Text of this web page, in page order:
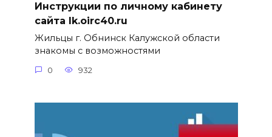
Инструкции по личному кабинету
сайта lk.oirc40.ru
Жильцы г. Обнинск Калужской области
знакомы с возможностями
0 932